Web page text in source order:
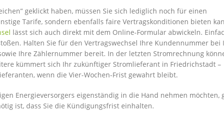
geklickt haben, müssen Sie sich lediglich noch für einen
Tarife, sondern ebenfalls faire Vertragskonditionen bieten
lässt sich auch direkt mit dem Online-Formular abwickeln.
Halten Sie für den Vertragswechsel Ihre Kundennummer bei
Ihre Zählernummer bereit. In der letzten Stromrechnung
kümmert sich Ihr zukünftiger Stromlieferant in Friedrichstadt –
wenn die Vier-Wochen-Frist gewahrt bleibt.
Energieversorgers eigenständig in die Hand nehmen möchten,
ist, dass Sie die Kündigungsfrist einhalten.